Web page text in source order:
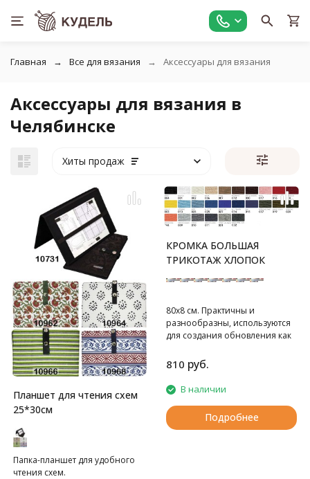
Главная Все для вязания Аксессуары для вязания
Аксессуары для вязания в
Челябинске
Хиты продаж
Планшет для чтения схем
25*30см
Папка-планшет для удобного
чтения схем.
КРОМКА БОЛЬШАЯ
ТРИКОТАЖ ХЛОПОК
80х8 см. Практичны и
разнообразны, используются
для создания обновления как
80х8 см. В блистере 1 шт.
810 руб.
В наличии
Подробнее